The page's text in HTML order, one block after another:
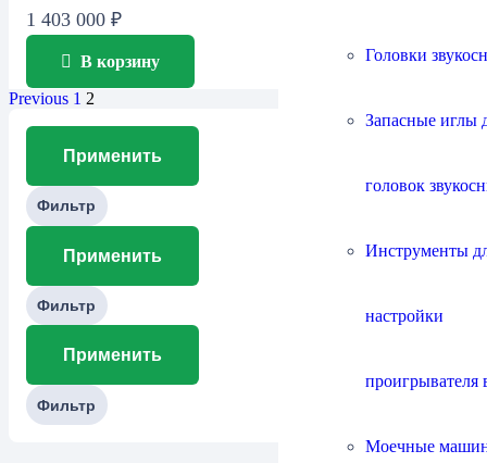
Головки
Запасные иглы
головок
Инструменты
настройки
проигрывателя
Моечные
1 403 000 ₽
В корзину
Previous 1 2
Применить
Фильтр
Применить
Фильтр
Применить
Фильтр